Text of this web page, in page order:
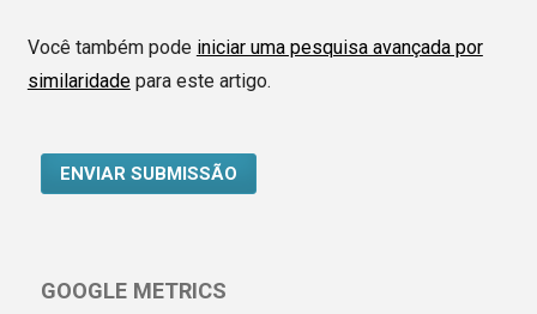
Você também pode iniciar uma pesquisa avançada por
similaridadepara este artigo.
ENVIAR SUBMISSÃO
GOOGLE METRICS